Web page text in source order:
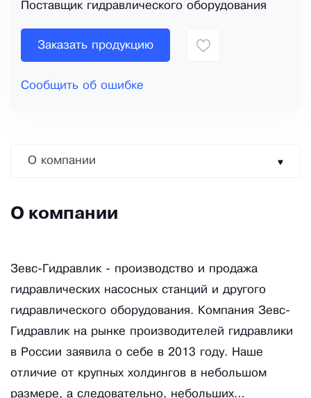
Поставщик гидравлического оборудования
Заказать продукцию
Сообщить об ошибке
О компании
О компании
Зевс-Гидравлик - производство и продажа
гидравлических насосных станций и другого
гидравлического оборудования. Компания Зевс-
Гидравлик на рынке производителей гидравлики
в России заявила о себе в 2013 году. Наше
отличие от крупных холдингов в небольшом
размере, а следовательно, небольших